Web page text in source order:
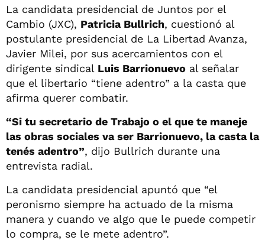
La candidata presidencial de Juntos por el
Cambio (JXC), Patricia Bullrich, cuestionó al
postulante presidencial de La Libertad Avanza,
Javier Milei, por sus acercamientos con el
dirigente sindical Luis Barrionuevo al señalar
que el libertario “tiene adentro” a la casta que
afirma querer combatir.
“Si tu secretario de Trabajo o el que te maneje
las obras sociales va ser Barrionuevo, la casta la
tenés adentro”, dijo Bullrich durante una
entrevista radial.
La candidata presidencial apuntó que “el
peronismo siempre ha actuado de la misma
manera y cuando ve algo que le puede competir
lo compra, se le mete adentro”.